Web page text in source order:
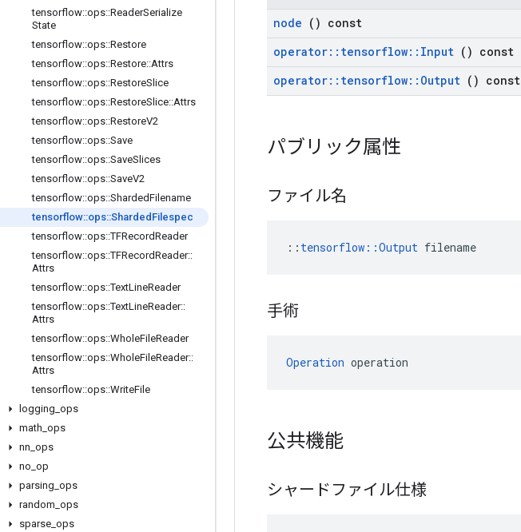
tensorflow::ops::ReaderSerialize
State
tensorflow::ops::Restore
tensorflow::ops::Restore::Attrs
tensorflow::ops::RestoreSlice
tensorflow::ops::RestoreSlice::Attrs
tensorflow::ops::RestoreV2
tensorflow::ops::Save
tensorflow::ops::SaveSlices
tensorflow::ops::SaveV2
tensorflow::ops::ShardedFilename
tensorflow::ops::Sharded Filespec
tensorflow::ops::TFRecordReader
tensorflow::ops::TFRecordReader::
Attrs
tensorflow::ops::TextLineReader
tensorflow::ops::TextLineReader::
Attrs
tensorflow::ops::WholeFileReader
tensorflow::ops::WholeFileReader::
Attrs
tensorflow::ops::WriteFile
logging ops
math ops
nn ops
no op
parsing ops
random ops
sparse ops
node () const
operator:: tensorflow:: Input () const
operator:: tensorflow:: Output () const
パブリック属性
ファイル名
:: tensorflow::Output filename
手術
Operation operation
公共機能
シャードファイル仕様